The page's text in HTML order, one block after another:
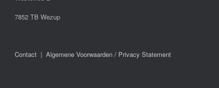
7852 TB Wezup
Contact | Algemene Voorwaarden / Privacy Statement